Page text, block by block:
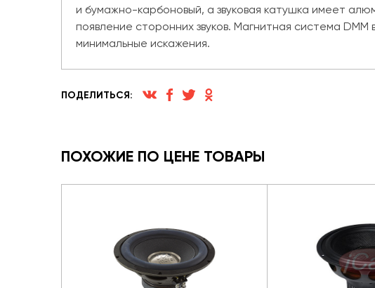
и бумажно-карбоновый, а звуковая катушка имеет
появление сторонних звуков. Магнитная система
минимальные искажения.
ПОДЕЛИТЬСЯ:
ПОХОЖИЕ ПО ЦЕНЕ ТОВАРЫ